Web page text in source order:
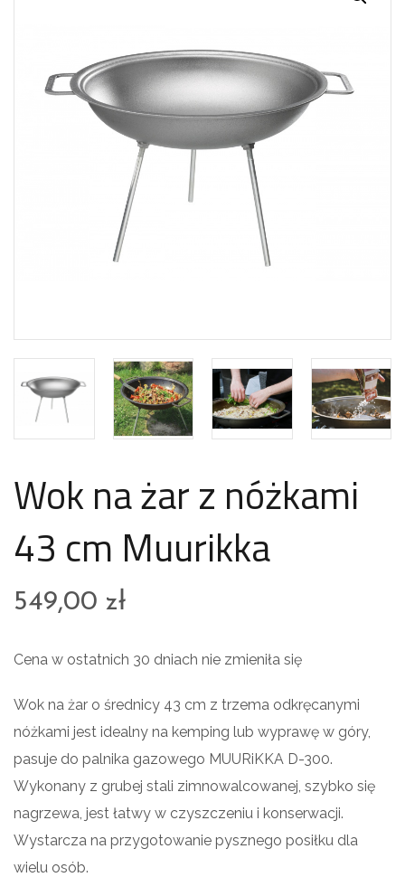
Wok na żar z nóżkami
43 cm Muurikka
549,00 zł
Cena w ostatnich 30 dniach nie zmieniła się
Wok na żar o średnicy 43 cm z trzema odkręcanymi
nóżkami jest idealny na kemping lub wyprawę w góry,
pasuje do palnika gazowego MUURiKKA D-300.
Wykonany z grubej stali zimnowalcowanej, szybko się
nagrzewa, jest łatwy w czyszczeniu i konserwacji.
Wystarcza na przygotowanie pysznego posiłku dla
wielu osób.